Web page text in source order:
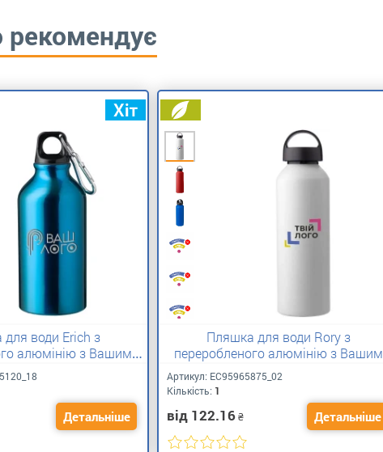
рекомендує
води Erich з
алюмінію з Вашим
400 мл
Детальніше
Пляшка для води Rory з
переробленого алюмінію з Вашим
лого 800 мл
Артикул: ЕС95965875_02
Кількість: 1
від 122.16₴ Детальніше